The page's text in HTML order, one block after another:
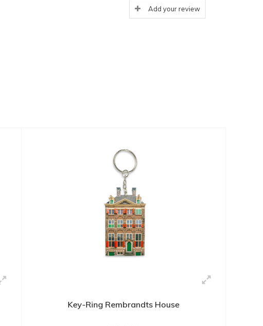
Add your review
Key-Ring Rembrandts House